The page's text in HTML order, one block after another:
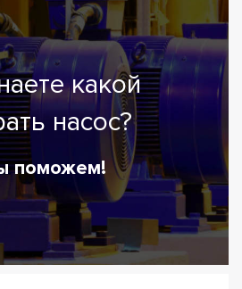
какой
насос?
поможем!